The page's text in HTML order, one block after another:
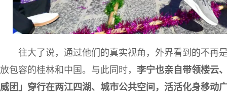
往大了说，通过他们的真实视角，外界看到的不再
放包容的桂林和中国。与此同时， 李宁也亲自带领楼云
威团」穿行在两江四湖、城市公共空间，活活化身移动